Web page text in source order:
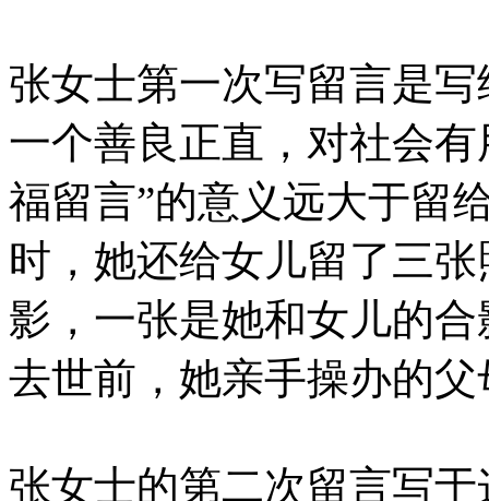
张女士第一次写留言是
一个善良正直，对社会
福留言”的意义远大于留
时，她还给女儿留了三
影，一张是她和女儿的
去世前，她亲手操办的
张女士的第二次留言写